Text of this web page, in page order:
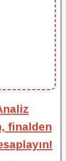
finalden